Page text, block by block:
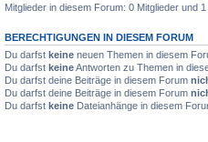
Mitglieder in diesem Forum: 0 Mitglieder und
BERECHTIGUNGEN IN DIESEM FORUM
Du darfst keine neuen Themen in diesem
Du darfst keineAntworten zu Themen in
Du darfst deine Beiträge in diesem Forum
Du darfst deine Beiträge in diesem Forum
Du darfst keine Dateianhänge in diesem